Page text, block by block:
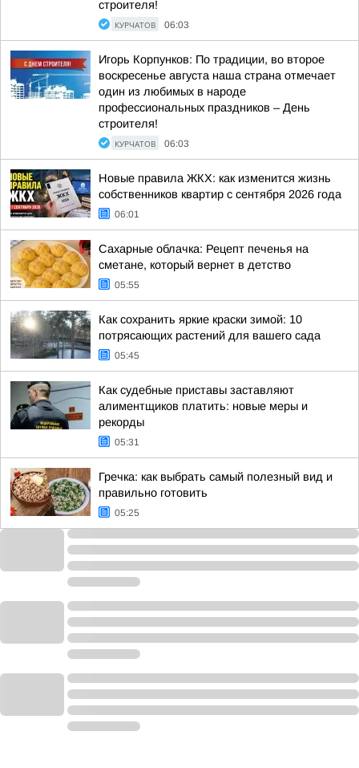
строителя!
КУРЧАТОВ 06:03
Игорь Корпунков: По традиции, во второе
воскресенье августа наша страна отмечает
один из любимых в народе
профессиональных праздников – День
строителя!
КУРЧАТОВ 06:03
Новые правила ЖКХ: как изменится жизнь
собственников квартир с сентября 2026 года
06:01
Сахарные облачка: Рецепт печенья на
сметане, который вернет в детство
05:55
Как сохранить яркие краски зимой: 10
потрясающих растений для вашего сада
05:45
Как судебные приставы заставляют
алиментщиков платить: новые меры и
рекорды
05:31
Гречка: как выбрать самый полезный вид и
правильно готовить
05:25